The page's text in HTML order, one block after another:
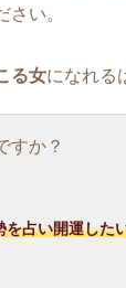
さい。
る女になれる
すか？
を占い開運した